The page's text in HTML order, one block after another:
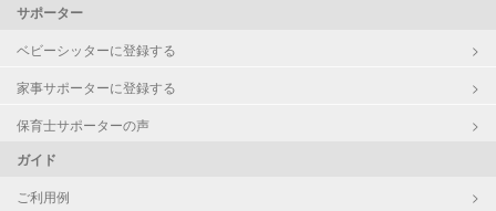
サポーター
ベビーシッターに登録する
家事サポーターに登録する
保育士サポーターの声
ガイド
ご利用例